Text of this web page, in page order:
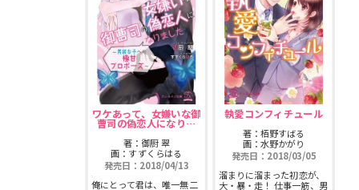
ワケあって、女嫌いな御
曹司の偽恋人になり…
著：御厨 翠
画：すずくらはる
発売日：2018/04/13
俺にとって君は、唯一無二
執愛コンフィチュール
著：栢野すばる
画：水野かがり
発売日：2018/03/05
溜まりに溜まった初恋が、
大・暴・走！ 仕事一筋、男